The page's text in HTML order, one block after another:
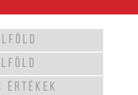
ÉRTÉKEK